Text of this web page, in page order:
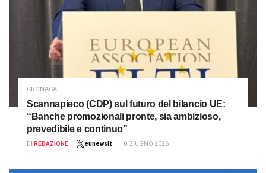
CRONACA
Scannapieco (CDP) sul futuro del bilancio UE:
“Banche promozionali pronte, sia ambizioso,
prevedibile e continuo”
DI REDAZIONE eunewsit 10 GIUGNO 2026